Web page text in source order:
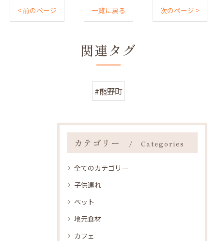
< 前のページ 一覧に戻る 次のページ >
関連タグ
#熊野町
カテゴリー Categories
全てのカテゴリー
子供連れ
ペット
地元食材
カフェ